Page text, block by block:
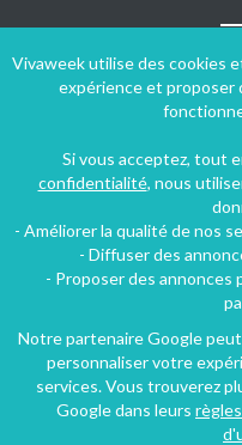
Vivaweek utilise des cookies
expérience et proposer
Si vous acceptez, tout
confidentialité, nous
- Améliorer la qualité de nos
- Diffuser des
- Proposer des annonces
Notre partenaire Google
personnaliser votre
services. Vous trouverez
Google dans leurs
Conditions générales
Copyright © 2009 ‐ 2026
Dernière mise à